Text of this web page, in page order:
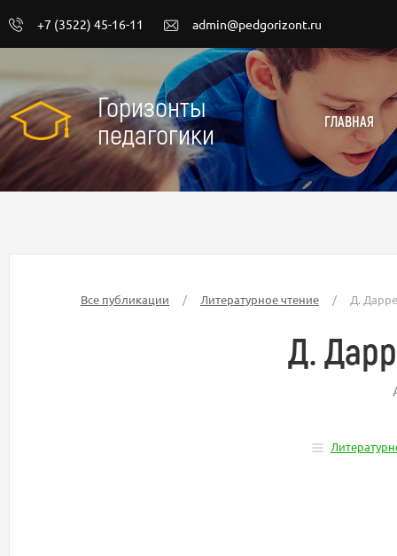
+7 (3522) 45-16-11 admin@pedgorizont.ru
Горизонты
педагогики
ГЛАВНАЯ
Все публикации / Литературное чтение / Д.
Д.